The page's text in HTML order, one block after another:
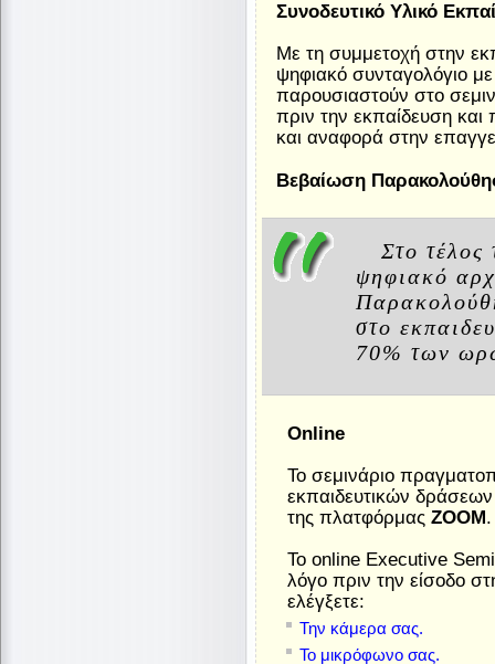
Συνοδευτικό Υλικό
Με τη συμμετοχή στην
ψηφιακό συνταγολόγιο με
παρουσιαστούν στο
πριν την εκπαίδευση και
και αναφορά στην
Βεβαίωση
Στο τέλος
ψηφιακό
στο
70% των
Online
Το σεμινάριο
εκπαιδευτικών
της πλατφόρμας ZOOM.
Το online Executive
λόγο πριν την είσοδο
ελέγξετε:
Την κάμερα σας.
Το μικρόφωνο σας.